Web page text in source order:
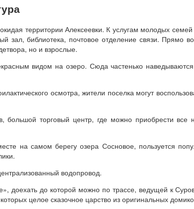
территории Алексеевки. К услугам молодых
зал, библиотека, почтовое отделение связи. Прямо
но и взрослые.
видом на озеро. Сюда частенько
осмотра, жители поселка могут
большой торговый центр, где можно приобрести все
на самом берегу озера Сосновое, пользуется
водопровод.
доехать до которой можно по трассе, ведущей к
целое сказочное царство из оригинальных